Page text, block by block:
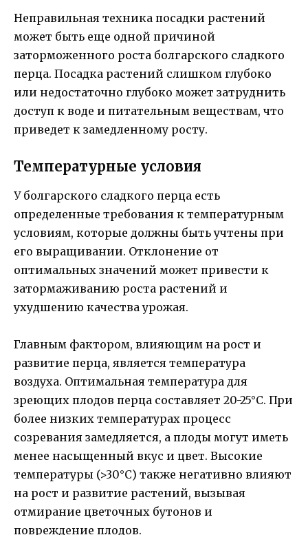
Неправильная техника посадки растений
может быть еще одной причиной
заторможенного роста болгарского сладкого
перца. Посадка растений слишком глубоко
или недостаточно глубоко может затруднить
доступ к воде и питательным веществам, что
приведет к замедленному росту.
Температурные условия
У болгарского сладкого перца есть
определенные требования к температурным
условиям, которые должны быть учтены при
его выращивании. Отклонение от
оптимальных значений может привести к
затормаживанию роста растений и
ухудшению качества урожая.
Главным фактором, влияющим на рост и
развитие перца, является температура
воздуха. Оптимальная температура для
зреющих плодов перца составляет 20-25°C. При
более низких температурах процесс
созревания замедляется, а плоды могут иметь
менее насыщенный вкус и цвет. Высокие
температуры (>30°C) также негативно влияют
на рост и развитие растений, вызывая
отмирание цветочных бутонов и
повреждение плодов.